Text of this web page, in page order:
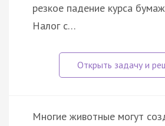
резкое падение курса
Налог с…
Многие животные могут